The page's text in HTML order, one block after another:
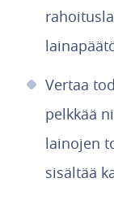
Vertaa
pelkkää
lainojen
sisältää